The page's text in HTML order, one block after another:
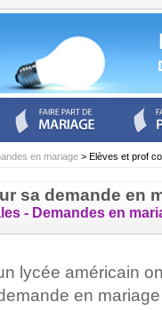
en mariage > Elèves et prof
sa demande en
- Demandes en
lycée américain
en